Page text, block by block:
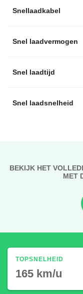
Snellaadkabel
Snel laadvermogen
Snel laadtijd
Snel laadsnelheid
BEKIJK HET
MET
TOPSNELHEID
165 km/u